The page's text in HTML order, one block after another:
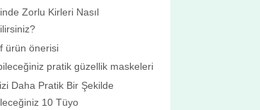
Zorlu Kirleri Nasıl
ürün önerisi
pratik güzellik maskeleri
Daha Pratik Bir Şekilde
10 Tüyo